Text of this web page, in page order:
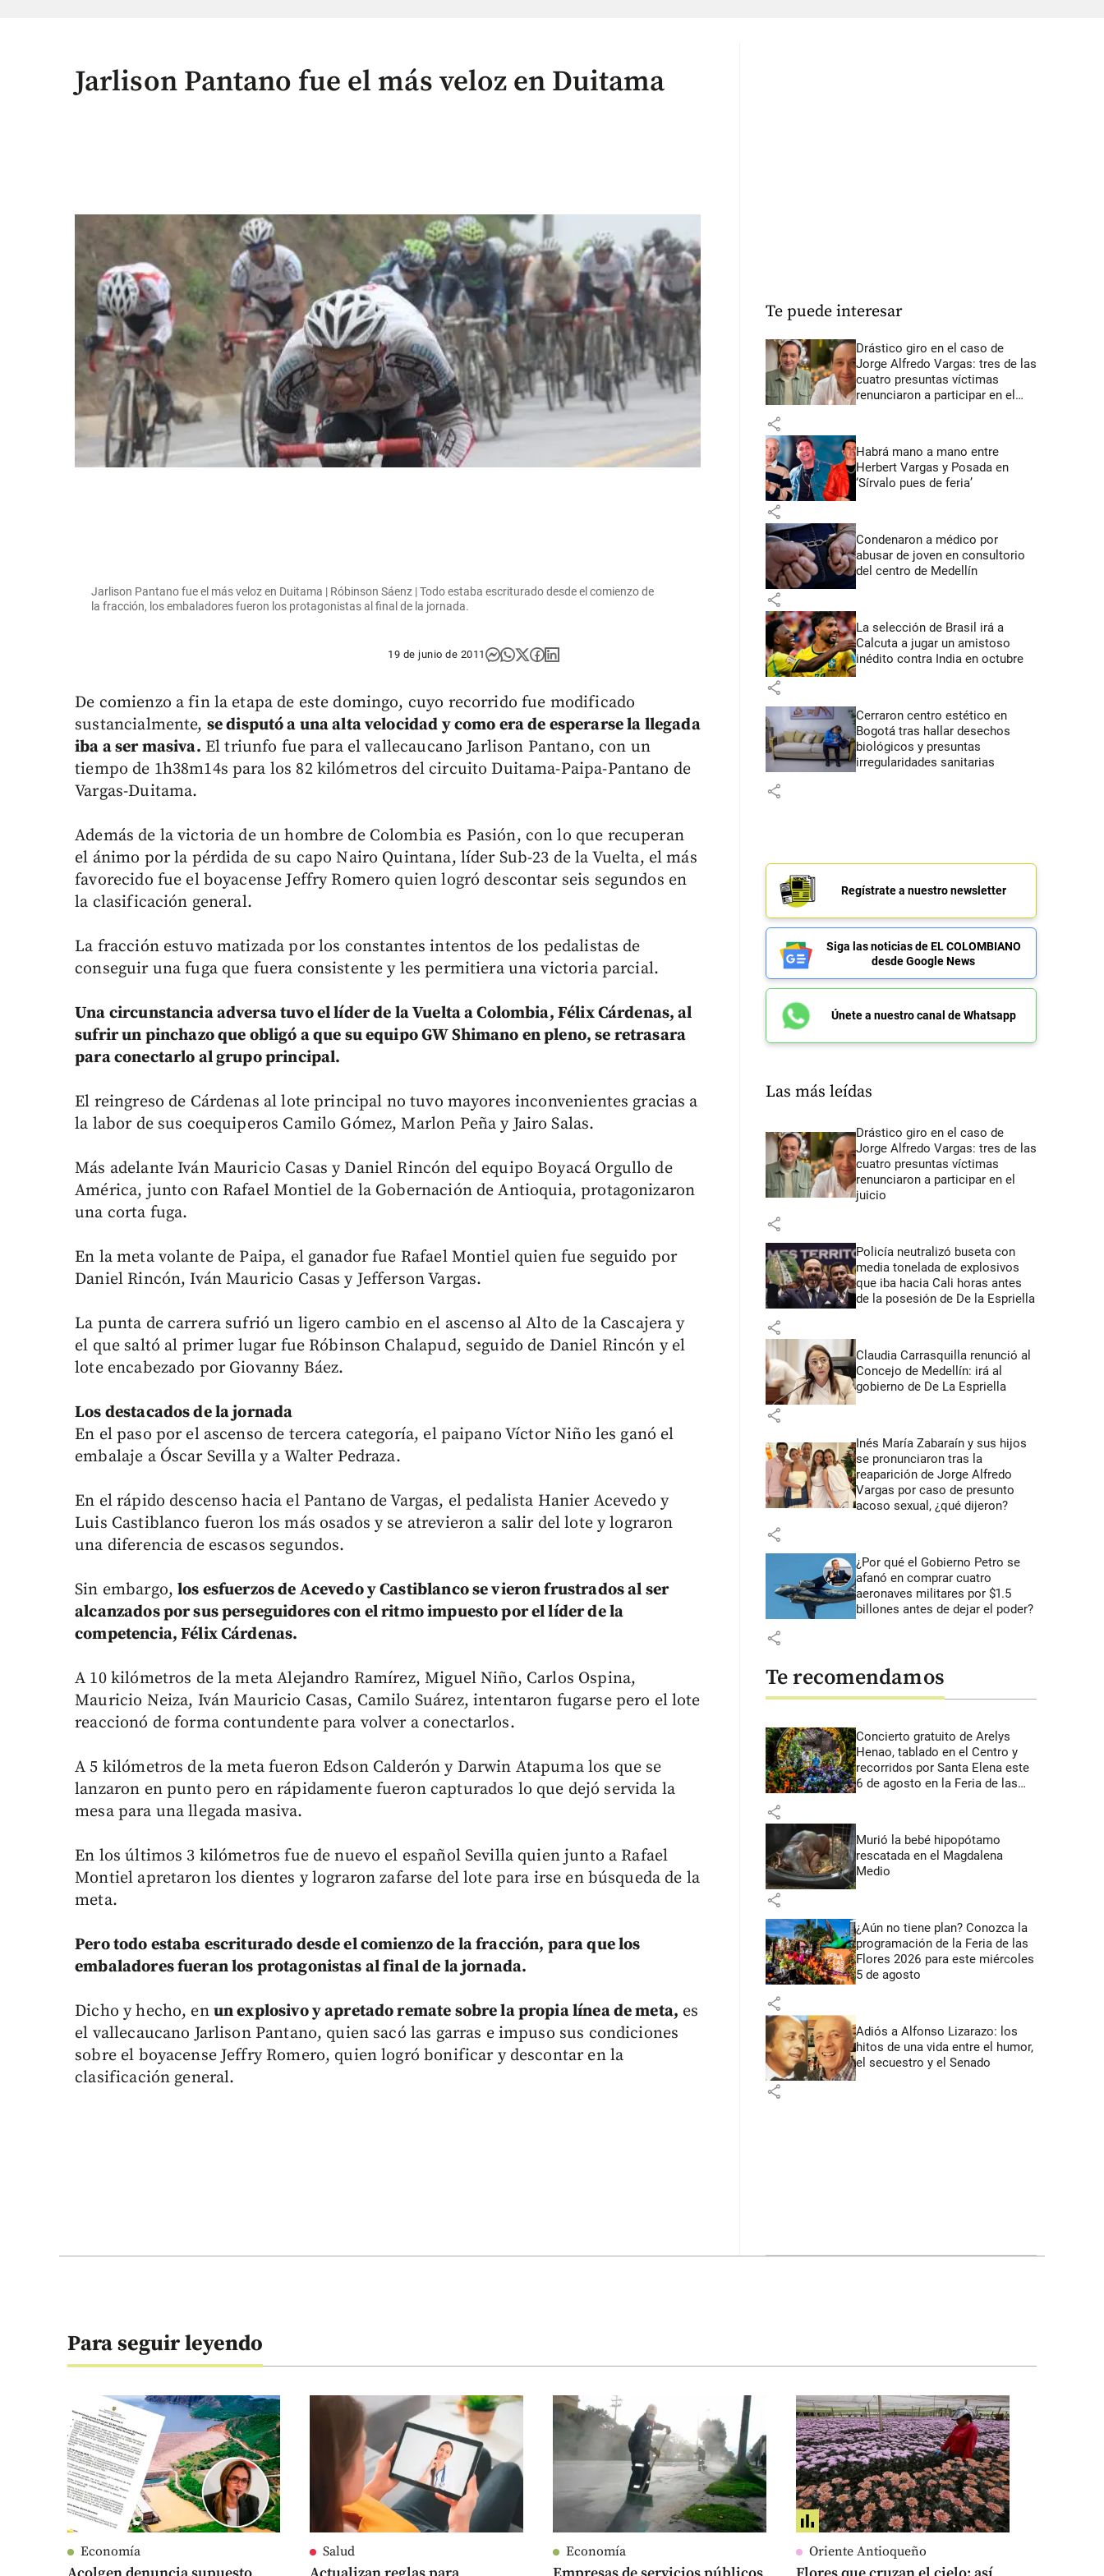
Jarlison Pantano fue el más veloz en Duitama
Jarlison Pantano fue el más veloz en Duitama | Róbinson Sáenz | Todo estaba escriturado desde el comienzo de
la fracción, los embaladores fueron los protagonistas al final de la jornada.
19 de junio de 2011
De comienzo a fin la etapa de este domingo, cuyo recorrido fue modificado
sustancialmente, se disputó a una alta velocidad y como era de esperarse la llegada
iba a ser masiva. El triunfo fue para el vallecaucano Jarlison Pantano, con un
tiempo de 1h38m14s para los 82 kilómetros del circuito Duitama-Paipa-Pantano de
Vargas-Duitama.
Además de la victoria de un hombre de Colombia es Pasión, con lo que recuperan
el ánimo por la pérdida de su capo Nairo Quintana, líder Sub-23 de la Vuelta, el más
favorecido fue el boyacense Jeffry Romero quien logró descontar seis segundos en
la clasificación general.
La fracción estuvo matizada por los constantes intentos de los pedalistas de
conseguir una fuga que fuera consistente y les permitiera una victoria parcial.
Una circunstancia adversa tuvo el líder de la Vuelta a Colombia, Félix Cárdenas, al
sufrir un pinchazo que obligó a que su equipo GW Shimano en pleno, se retrasara
para conectarlo al grupo principal.
El reingreso de Cárdenas al lote principal no tuvo mayores inconvenientes gracias a
la labor de sus coequiperos Camilo Gómez, Marlon Peña y Jairo Salas.
Más adelante Iván Mauricio Casas y Daniel Rincón del equipo Boyacá Orgullo de
América, junto con Rafael Montiel de la Gobernación de Antioquia, protagonizaron
una corta fuga.
En la meta volante de Paipa, el ganador fue Rafael Montiel quien fue seguido por
Daniel Rincón, Iván Mauricio Casas y Jefferson Vargas.
La punta de carrera sufrió un ligero cambio en el ascenso al Alto de la Cascajera y
el que saltó al primer lugar fue Róbinson Chalapud, seguido de Daniel Rincón y el
lote encabezado por Giovanny Báez.
Los destacados de la jornada
En el paso por el ascenso de tercera categoría, el paipano Víctor Niño les ganó el
embalaje a Óscar Sevilla y a Walter Pedraza.
En el rápido descenso hacia el Pantano de Vargas, el pedalista Hanier Acevedo y
Luis Castiblanco fueron los más osados y se atrevieron a salir del lote y lograron
una diferencia de escasos segundos.
Sin embargo,los esfuerzos de Acevedo y Castiblanco se vieron frustrados al ser
alcanzados por sus perseguidores con el ritmo impuesto por el líder de la
competencia, Félix Cárdenas.
A 10 kilómetros de la meta Alejandro Ramírez, Miguel Niño, Carlos Ospina,
Mauricio Neiza, Iván Mauricio Casas, Camilo Suárez, intentaron fugarse pero el lote
reaccionó de forma contundente para volver a conectarlos.
A 5 kilómetros de la meta fueron Edson Calderón y Darwin Atapuma los que se
lanzaron en punto pero en rápidamente fueron capturados lo que dejó servida la
mesa para una llegada masiva.
En los últimos 3 kilómetros fue de nuevo el español Sevilla quien junto a Rafael
Montiel apretaron los dientes y lograron zafarse del lote para irse en búsqueda de la
meta.
Pero todo estaba escriturado desde el comienzo de la fracción, para que los
embaladores fueran los protagonistas al final de la jornada.
Dicho y hecho, en un explosivo y apretado remate sobre la propia línea de meta, es
el vallecaucano Jarlison Pantano, quien sacó las garras e impuso sus condiciones
sobre el boyacense Jeffry Romero, quien logró bonificar y descontar en la
clasificación general.
Te puede interesar
Drástico giro en el caso de
Jorge Alfredo Vargas: tres de las
cuatro presuntas víctimas
renunciaron a participar en el
share
Habrá mano a mano entre
Herbert Vargas y Posada en
‘Sírvalo pues de feria’
share
Condenaron a médico por
abusar de joven en consultorio
del centro de Medellín
share
La selección de Brasil irá a
Calcuta a jugar un amistoso
inédito contra India en octubre
share
Cerraron centro estético en
Bogotá tras hallar desechos
biológicos y presuntas
irregularidades sanitarias
share
Regístrate a nuestro newsletter
Siga las noticias de EL COLOMBIANO
desde Google News
Únete a nuestro canal de Whatsapp
Las más leídas
Drástico giro en el caso de
Jorge Alfredo Vargas: tres de las
cuatro presuntas víctimas
renunciaron a participar en el
juicio
share
Policía neutralizó buseta con
media tonelada de explosivos
que iba hacia Cali horas antes
de la posesión de De la Espriella
share
Claudia Carrasquilla renunció al
Concejo de Medellín: irá al
gobierno de De La Espriella
share
Inés María Zabaraín y sus hijos
se pronunciaron tras la
reaparición de Jorge Alfredo
Vargas por caso de presunto
acoso sexual, ¿qué dijeron?
share
¿Por qué el Gobierno Petro se
afanó en comprar cuatro
aeronaves militares por $1.5
billones antes de dejar el poder?
share
Te recomendamos
Concierto gratuito de Arelys
Henao, tablado en el Centro y
recorridos por Santa Elena este
6 de agosto en la Feria de las
share
Murió la bebé hipopótamo
rescatada en el Magdalena
Medio
share
¿Aún no tiene plan? Conozca la
programación de la Feria de las
Flores 2026 para este miércoles
5 de agosto
share
Adiós a Alfonso Lizarazo: los
hitos de una vida entre el humor,
el secuestro y el Senado
share
Para seguir leyendo
Economía Salud Economía Oriente Antioqueño